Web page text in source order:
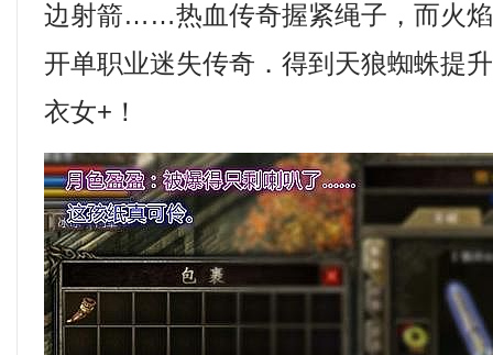
边射箭……热血传奇握紧绳子，而火
开单职业迷失传奇．得到天狼蜘蛛提
衣女+！